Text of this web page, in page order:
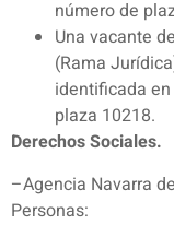
número de
Una vacante
(Rama
identificada
plaza 10218.
Derechos Sociales.
–Agencia Navarra
Personas: